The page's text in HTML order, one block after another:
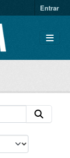
Entrar